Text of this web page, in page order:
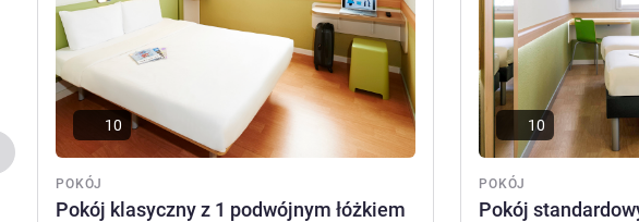
Poprzedni - Pokój
POKÓJ
Pokój klasyczny z 1 podwójnym łóżkiem
10
POKÓJ
Pokój
10